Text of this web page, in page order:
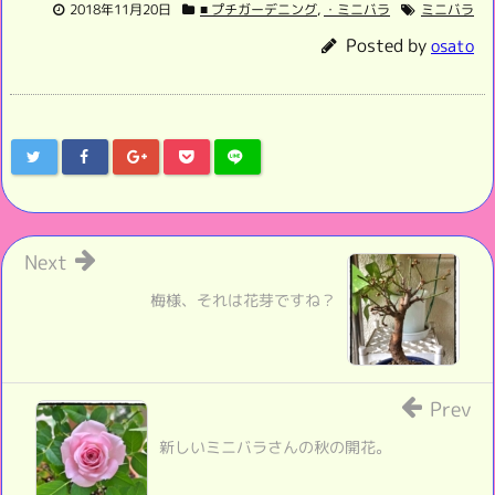
2018年11月20日 ■ プチガーデニング, ・ミニバラ ミニバラ
Posted byosato
梅様、それは花芽ですね？
Next
新しいミニバラさんの秋の開花。
Prev